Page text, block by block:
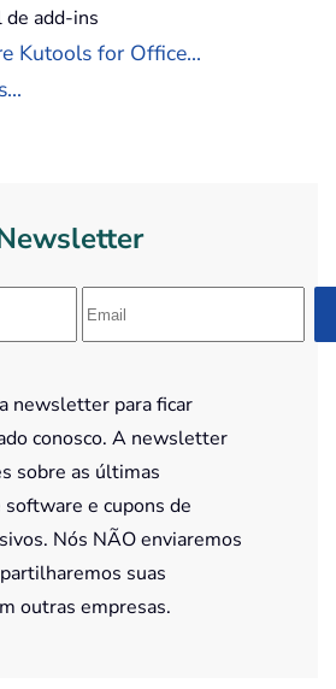
de add-ins
Kutools for Office...
newsletter para ficar
conosco. A newsletter
sobre as últimas
software e cupons de
Nós NÃO enviaremos
suas
outras empresas.